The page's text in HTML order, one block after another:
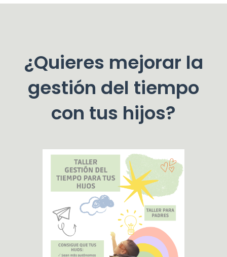
¿Quieres mejorar la
gestión del tiempo
con tus hijos?